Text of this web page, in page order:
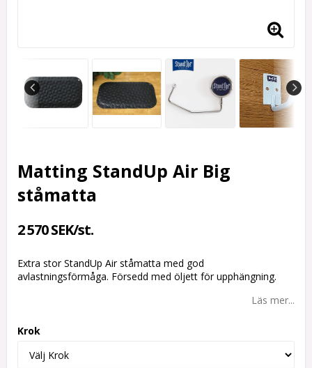
Matting StandUp Air Big
ståmatta
2 570 SEK/st.
Extra stor StandUp Air ståmatta med god
avlastningsförmåga. Försedd med öljett för upphängning.
Läs mer...
Krok